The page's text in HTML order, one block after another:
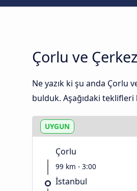
Çorlu ve
Ne yazık ki şu anda Çorlu
bulduk. Aşağıdaki
UYGUN
Çorlu
99 km - 3:00
İstanbul